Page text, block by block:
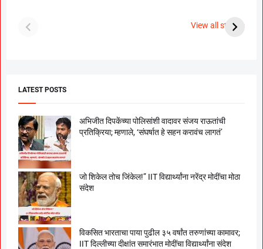
View all stories
पूजा सावंत ने गुपचूप
उरकला साखरपुडा.
LATEST POSTS
अभिजीत दिपकेंच्या पोलिसांशी वादावर संजय राऊतांची
प्रतिक्रिया; म्हणाले, ‘संघर्षात हे सहन करावंच लागतं’
जो शिकेल तोच जिंकेल!” IIT विद्यार्थ्यांना नरेंद्र मोदींचा मोठा
संदेश
विकसित भारताचा पाया पुढील ३५ वर्षांत तरुणांच्या कामावर;
IIT दिल्लीच्या दीक्षांत समारंभात मोदींचा विद्यार्थ्यांना संदेश